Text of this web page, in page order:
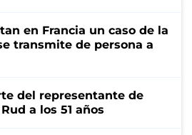
en Francia un caso de la
transmite de persona a
del representante de
a los 51 años